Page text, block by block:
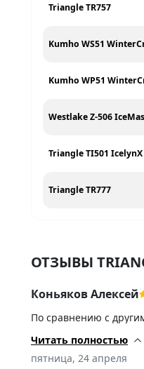
Triangle TR757
Kumho WS51
Kumho WP51
Westlake Z-506
Triangle TI501 IcelynX
Triangle TR777
ОТЗЫВЫ
Коньяков Алексей
По сравнению с
Читать полностью
пятница, 24 апреля